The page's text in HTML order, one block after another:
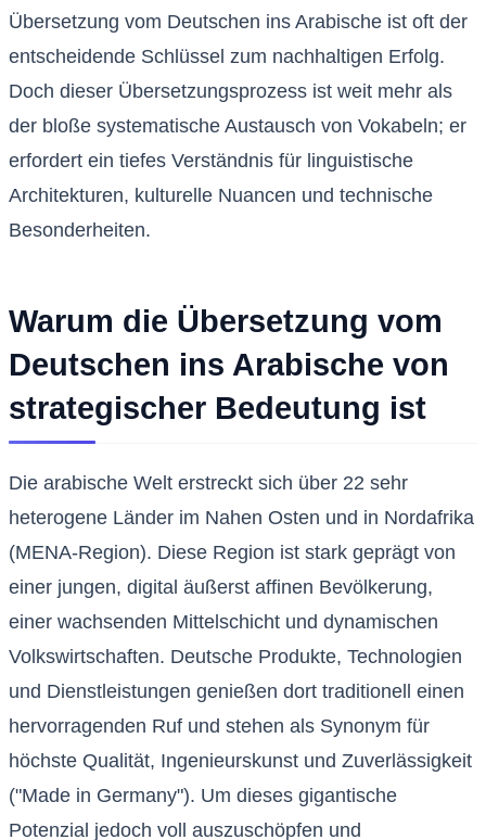
Übersetzung vom Deutschen ins Arabische ist oft der
entscheidende Schlüssel zum nachhaltigen Erfolg.
Doch dieser Übersetzungsprozess ist weit mehr als
der bloße systematische Austausch von Vokabeln; er
erfordert ein tiefes Verständnis für linguistische
Architekturen, kulturelle Nuancen und technische
Besonderheiten.
Warum die Übersetzung vom
Deutschen ins Arabische von
strategischer Bedeutung ist
Die arabische Welt erstreckt sich über 22 sehr
heterogene Länder im Nahen Osten und in Nordafrika
(MENA-Region). Diese Region ist stark geprägt von
einer jungen, digital äußerst affinen Bevölkerung,
einer wachsenden Mittelschicht und dynamischen
Volkswirtschaften. Deutsche Produkte, Technologien
und Dienstleistungen genießen dort traditionell einen
hervorragenden Ruf und stehen als Synonym für
höchste Qualität, Ingenieurskunst und Zuverlässigkeit
("Made in Germany"). Um dieses gigantische
Potenzial jedoch voll auszuschöpfen und